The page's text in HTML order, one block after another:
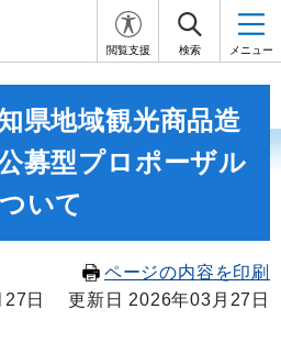
閲覧支援 検索 メニュー
県地域観光商品造
募型プロポーザル
いて
ページの内容を印刷
日
更新日 2026年03月27日